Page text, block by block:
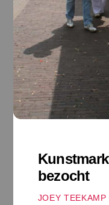
bezocht
JOEY TEEKAMP